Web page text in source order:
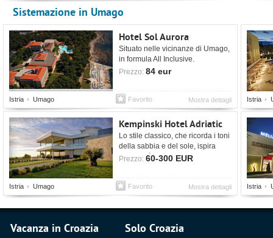
Sistemazione in Umago
Hotel Sol Aurora
Situato nelle vicinanze di Umago,
in formula All Inclusive.
Prezzo: 84 eur
Istria Umago Mostra dettagli
Favorito Istria
Kempinski Hotel Adriatic
Lo stile classico, che ricorda i toni
della sabbia e del sole, ispira
modernità e freschezza.
Prezzo: 60-300 EUR
Istria Umago Mostra dettagli
Favorito Istria
Vacanza in Croazia Solo Croazia